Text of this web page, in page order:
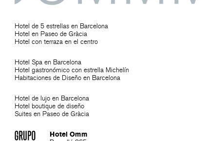
Hotel de 5 estrellas en Barcelona
Hotel en Paseo de Gràcia
Hotel con terraza en el centro
Hotel Spa en Barcelona
Hotel gastronómico con estrella Michelín
Habitaciones de Diseño en Barcelona
Hotel de lujo en Barcelona
Hotel boutique de diseño
Suites en Paseo de Gràcia
Hotel Omm